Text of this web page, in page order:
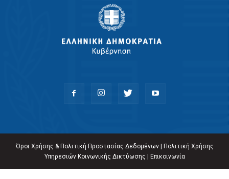
Όροι Χρήσης & Πολιτική Προστασίας Δεδομένων| Πολιτική Χρήσης
Υπηρεσιών Κοινωνικής Δικτύωσης | Επικοινωνία